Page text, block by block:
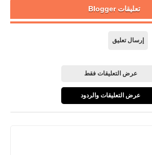
تعليقات Blogger
إرسال تعليق
عرض التعليقات فقط
عرض التعليقات والردود